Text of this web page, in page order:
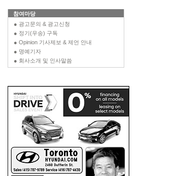
참여마당
● 광고문의 & 광고신청
● 정기(우송) 구독
● Opinion 기사제보 & 제언 안내
● 명예기자
● 회사소개 및 인사말씀